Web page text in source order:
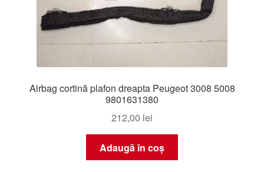
Airbag cortină plafon dreapta Peugeot 3008 5008
9801631380
212,00 lei
Adaugă în coș